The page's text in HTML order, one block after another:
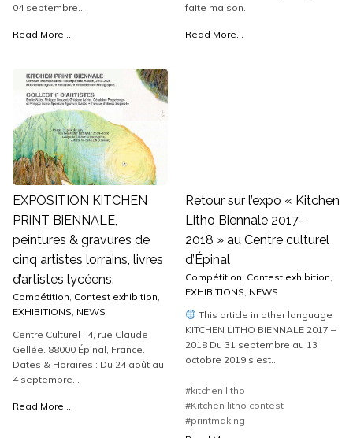
04 septembre...
Read More...
faite maison.
Read More...
EXPOSITION KiTCHEN
PRiNT BiENNALE,
peintures & gravures de
cinq artistes lorrains, livres
d’artistes lycéens.
Compétition, Contest exhibition,
EXHIBITIONS, NEWS
Centre Culturel : 4, rue Claude
Gellée. 88000 Épinal, France.
Dates & Horaires : Du 24 août au
4 septembre...
Read More...
Retour sur l’expo « Kitchen
Litho Biennale 2017-
2018 » au Centre culturel
d’Épinal
Compétition, Contest exhibition,
EXHIBITIONS, NEWS
This article in other language
KITCHEN LITHO BIENNALE 2017 –
2018 Du 31 septembre au 13
octobre 2019 s’est...
#kitchen litho
#Kitchen litho contest
#printmaking